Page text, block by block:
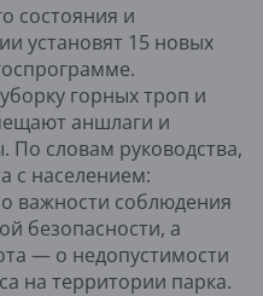
состояния и
установят 15 новых
горных троп и
аншлаги и
словам руководства,
с населением:
важности соблюдения
безопасности, а
— о недопустимости
на территории парка.